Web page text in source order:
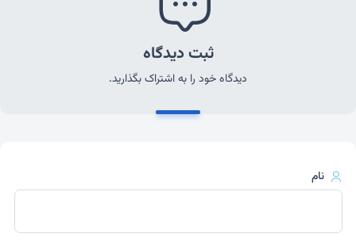
ثبت دیدگاه
دیدگاه خود را به اشتراک بگذارید.
نام